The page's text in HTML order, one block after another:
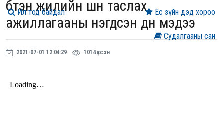
бүтэн жилийн шүүн таслах
ажиллагааны нэгдсэн дүн мэдээ
2021-07-01 12:04:29 1014 үзсэн
Судалгааны сан
Ёс зүйн дэд хороо
Ил тод байдал